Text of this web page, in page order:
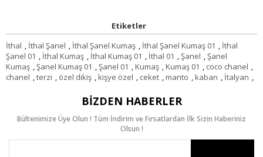
Etiketler
İthal , İthal Şanel , İthal Şanel Kumaş , İthal Şanel Kumaş 01 , İthal
Şanel 01 , İthal Kumaş , İthal Kumaş 01 , İthal 01 ,Şanel ,Şanel
Kumaş ,Şanel Kumaş 01 ,Şanel 01 ,Kumaş ,Kumaş 01 , coco chanel ,
chanel ,terzi , özel dikiş ,kişye özel , ceket ,manto ,kaban , İtalyan ,
BIZDEN HABERLER
Bültenimize Üye Olun ! Tüm İndirim ve Fırsatlardan İlk Sizin Haberiniz
Olsun !